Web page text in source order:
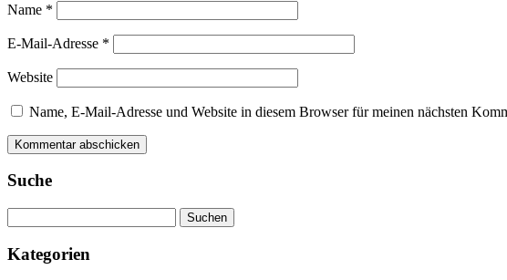
Name *
E-Mail-Adresse *
Website
Name, E-Mail-Adresse und Website in diesem Browser für meinen nächsten
Suche
nach:
Kategorien